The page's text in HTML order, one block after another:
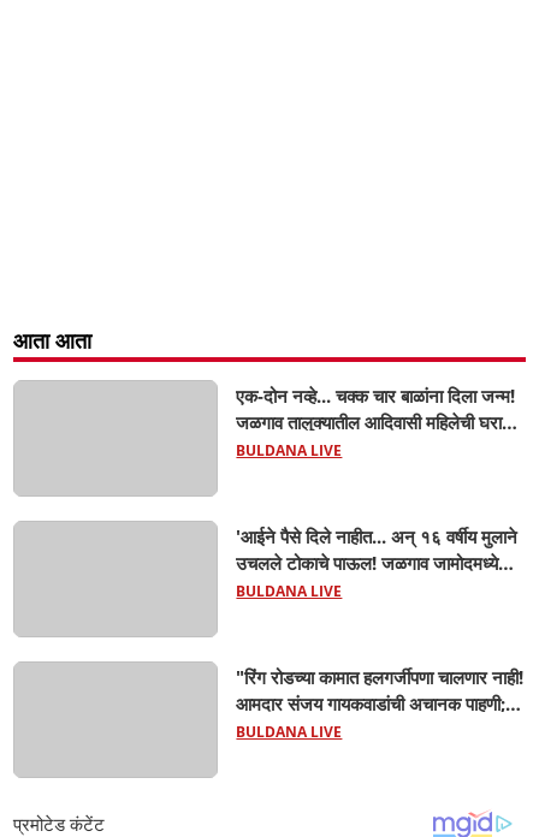
आता आता
एक-दोन नव्हे... चक्क चार बाळांना दिला जन्म!
जळगाव तालुक्यातील आदिवासी महिलेची घरातच
प्रसूती; आता झाली ७ लेकरांची माय ! वैद्यकीय
BULDANA LIVE
'आईने पैसे दिले नाहीत... अन् १६ वर्षीय मुलाने
उचलले टोकाचे पाऊल! जळगाव जामोदमध्ये
खळबळ'! मुलांमधली सहनशीलता संपली काय?
BULDANA LIVE
"रिंग रोडच्या कामात हलगर्जीपणा चालणार नाही!
आमदार संजय गायकवाडांची अचानक पाहणी;
कंत्राटदारांना कडक इशारा, गुणवत्तेशी तडजोड
BULDANA LIVE